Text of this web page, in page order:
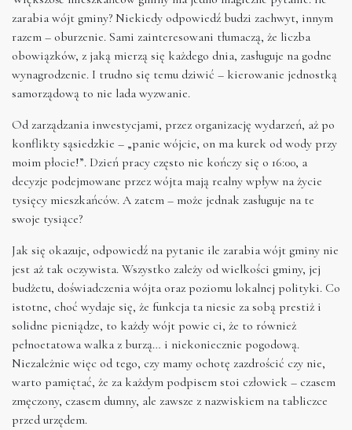
zarabia wójt gminy? Niekiedy odpowiedź budzi zachwyt, innym
razem – oburzenie. Sami zainteresowani tłumaczą, że liczba
obowiązków, z jaką mierzą się każdego dnia, zasługuje na godne
wynagrodzenie. I trudno się temu dziwić – kierowanie jednostką
samorządową to nie lada wyzwanie.
Od zarządzania inwestycjami, przez organizację wydarzeń, aż po
konflikty sąsiedzkie – „panie wójcie, on ma kurek od wody przy
moim płocie!”. Dzień pracy często nie kończy się o 16:00, a
decyzje podejmowane przez wójta mają realny wpływ na życie
tysięcy mieszkańców. A zatem – może jednak zasługuje na te
swoje tysiące?
Jak się okazuje, odpowiedź na pytanie ile zarabia wójt gminy nie
jest aż tak oczywista. Wszystko zależy od wielkości gminy, jej
budżetu, doświadczenia wójta oraz poziomu lokalnej polityki. Co
istotne, choć wydaje się, że funkcja ta niesie za sobą prestiż i
solidne pieniądze, to każdy wójt powie ci, że to również
pełnoetatowa walka z burzą… i niekoniecznie pogodową.
Niezależnie więc od tego, czy mamy ochotę zazdrościć czy nie,
warto pamiętać, że za każdym podpisem stoi człowiek – czasem
zmęczony, czasem dumny, ale zawsze z nazwiskiem na tabliczce
przed urzędem.